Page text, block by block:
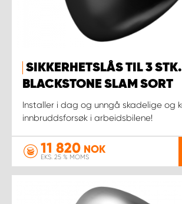
SIKKERHETSLÅS TIL 3
BLACKSTONE SLAM SORT
Installer i dag og unngå skadelige og
innbruddsforsøk i arbeidsbilene!
11 820 NOK
EKS. 25 % MOMS